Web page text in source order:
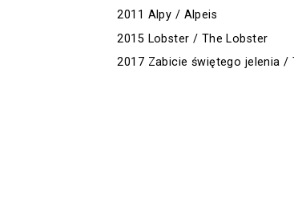
2011 Alpy / Alpeis
2015 Lobster / The Lobster
2017 Zabicie świętego jelenia /